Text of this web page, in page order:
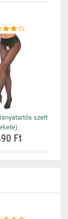
szett
Ft